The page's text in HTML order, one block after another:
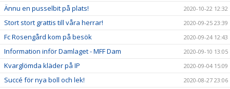
Ännu en pusselbit på plats! 2020-10-22 12:32
Stort stort grattis till våra herrar! 2020-09-25 23:39
Fc Rosengård kom på besök 2020-09-24 12:43
Information inför Damlaget - MFF Dam 2020-09-10 13:05
Kvarglömda kläder på IP 2020-09-04 15:09
Succé för nya boll och lek! 2020-08-27 23:06